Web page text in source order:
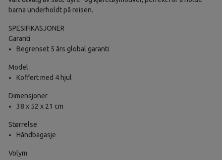
barna underholdt på reisen.
SPESIFIKASJONER
Garanti
Begrenset 5 års global garanti
Model
Koffert med 4 hjul
Dimensjoner
38 x 52 x 21 cm
Størrelse
Håndbagasje
Volym